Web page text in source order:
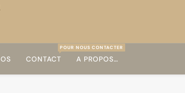
CONTACT
POUR NOUS CONTACTER
A PROPOS…